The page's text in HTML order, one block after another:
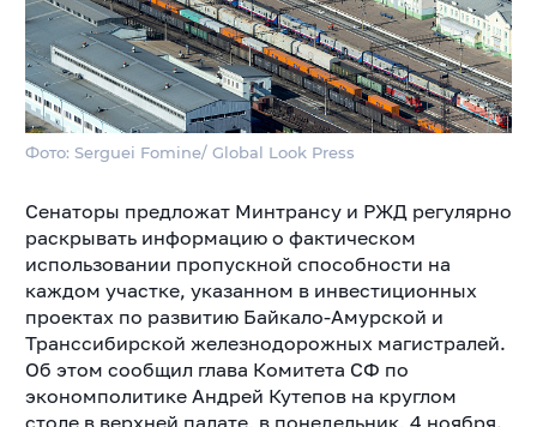
Фото: Serguei Fomine/ Global Look Press
Сенаторы предложат Минтрансу и РЖД регулярно
раскрывать информацию о фактическом
использовании пропускной способности на
каждом участке, указанном в инвестиционных
проектах по развитию Байкало-Амурской и
Транссибирской железнодорожных магистралей.
Об этом сообщил глава Комитета СФ по
экономполитике Андрей Кутепов на круглом